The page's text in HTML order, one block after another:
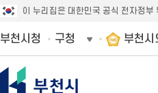
이 누리집은 대한민국 공식 전자정부
부천시청 구청 부천시